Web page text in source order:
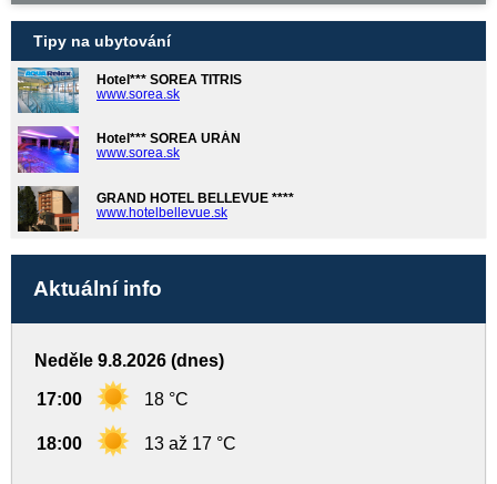
Tipy na ubytování
Hotel*** SOREA TITRIS
www.sorea.sk
Hotel*** SOREA URÁN
www.sorea.sk
GRAND HOTEL BELLEVUE ****
www.hotelbellevue.sk
Aktuální info
Neděle 9.8.2026 (dnes)
17:00 18 °C
18:00 13 až 17 °C